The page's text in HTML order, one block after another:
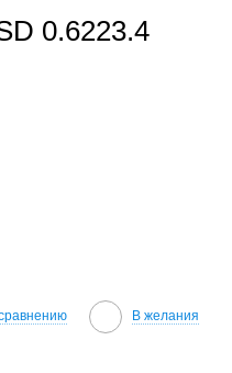
0.6223.4
В желания